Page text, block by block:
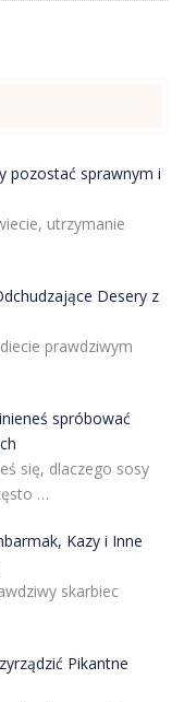
pozostać sprawnym i
utrzymanie
Desery z
prawdziwym
spróbować
się, dlaczego sosy
…
Kazy i Inne
skarbiec
Pikantne